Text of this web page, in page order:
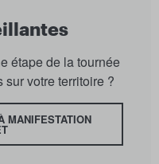
étape de la tournée
votre territoire ?
MANIFESTATION